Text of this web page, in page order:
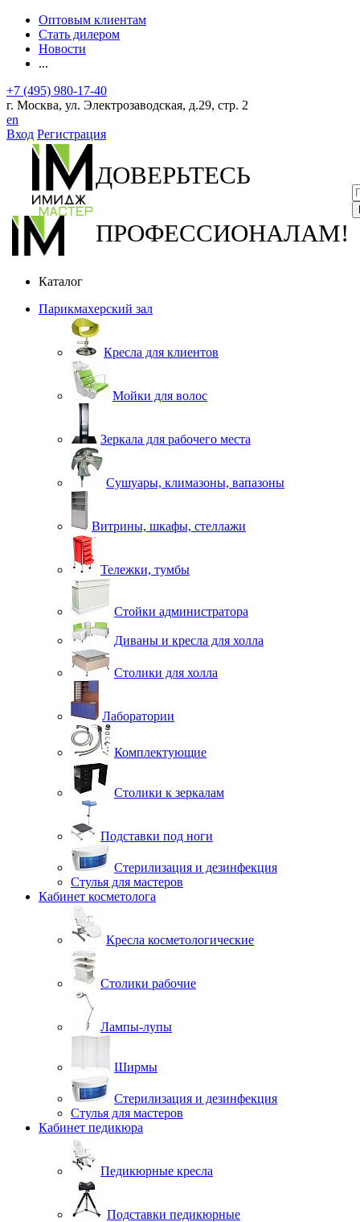
Оптовым клиентам
Стать дилером
Новости
...
+7 (495) 980-17-40
г. Москва, ул. Электрозаводская, д.29, стр. 2
en
Вход Регистрация
ДОВЕРЬТЕСЬ
ПРОФЕССИОНАЛАМ!
Каталог
Парикмахерский зал
Кресла для клиентов
Мойки для волос
Зеркала для рабочего места
Сушуары, климазоны, вапазоны
Витрины, шкафы, стеллажи
Тележки, тумбы
Стойки администратора
Диваны и кресла для холла
Столики для холла
Лаборатории
Комплектующие
Столики к зеркалам
Подставки под ноги
Стерилизация и дезинфекция
Стулья для мастеров
Кабинет косметолога
Кресла косметологические
Столики рабочие
Лампы-лупы
Ширмы
Стерилизация и дезинфекция
Стулья для мастеров
Кабинет педикюра
Педикюрные кресла
Подставки педикюрные